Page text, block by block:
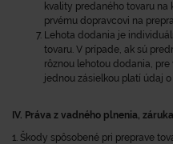
kvality predaného tovaru
prvému dopravcovi na
Lehota dodania je
tovaru. V prípade, ak sú
rôznou lehotou dodania,
jednou zásielkou platí údaj
IV. Práva z vadného plnenia,
1. Škody spôsobené pri preprave